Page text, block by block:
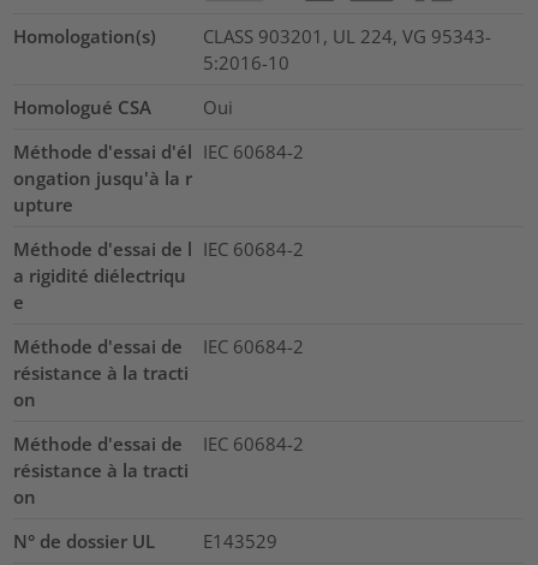
Homologation(s)
CLASS 903201, UL 224, VG 95343-
5:2016-10
Homologué CSA
Oui
Méthode d'essai d'él
ongation jusqu'à la r
upture
IEC 60684-2
Méthode d'essai de l
a rigidité diélectriqu
e
IEC 60684-2
Méthode d'essai de
résistance à la tracti
on
IEC 60684-2
Méthode d'essai de
résistance à la tracti
on
IEC 60684-2
N° de dossier UL
E143529